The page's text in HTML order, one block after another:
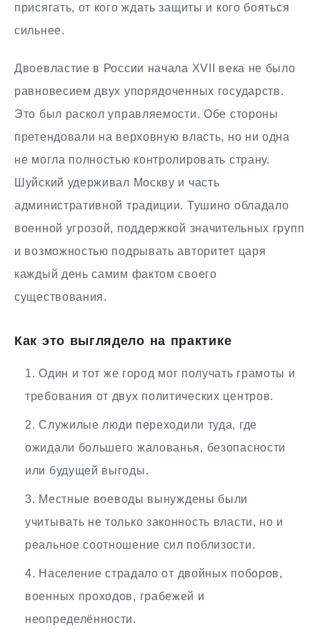
присягать, от кого ждать защиты и кого бояться
сильнее.
Двоевластие в России начала XVII века не было
равновесием двух упорядоченных государств.
Это был раскол управляемости. Обе стороны
претендовали на верховную власть, но ни одна
не могла полностью контролировать страну.
Шуйский удерживал Москву и часть
административной традиции. Тушино обладало
военной угрозой, поддержкой значительных групп
и возможностью подрывать авторитет царя
каждый день самим фактом своего
существования.
Как это выглядело на практике
Один и тот же город мог получать грамоты и
требования от двух политических центров.
Служилые люди переходили туда, где
ожидали большего жалованья, безопасности
или будущей выгоды.
Местные воеводы вынуждены были
учитывать не только законность власти, но и
реальное соотношение сил поблизости.
Население страдало от двойных поборов,
военных проходов, грабежей и
неопределённости.